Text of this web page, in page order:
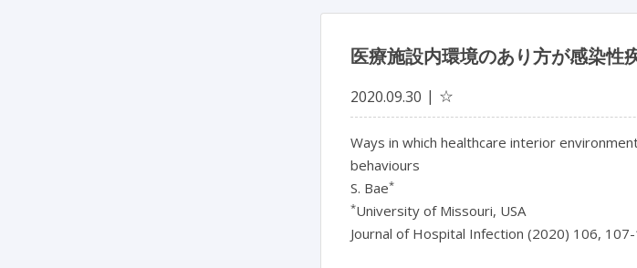
医療施設内環境のあり方が感染性
2020.09.30 ☆
Ways in which healthcare interior
behaviours
S. Bae*
*University of Missouri, USA
Journal of Hospital Infection (2020) 106,